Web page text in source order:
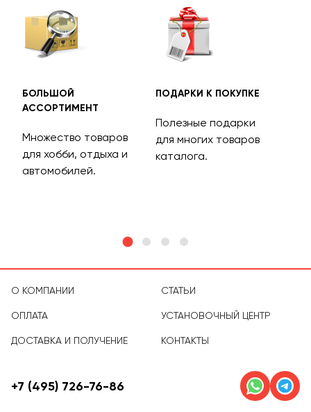
БОЛЬШОЙ
АССОРТИМЕНТ
Множество товаров
для хобби, отдыха и
автомобилей.
ПОДАРКИ К ПОКУПКЕ
Полезные подарки
для многих товаров
каталога.
О КОМПАНИИ
ОПЛАТА
ДОСТАВКА И ПОЛУЧЕНИЕ
СТАТЬИ
УСТАНОВОЧНЫЙ ЦЕНТР
КОНТАКТЫ
+7 (495) 726-76-86